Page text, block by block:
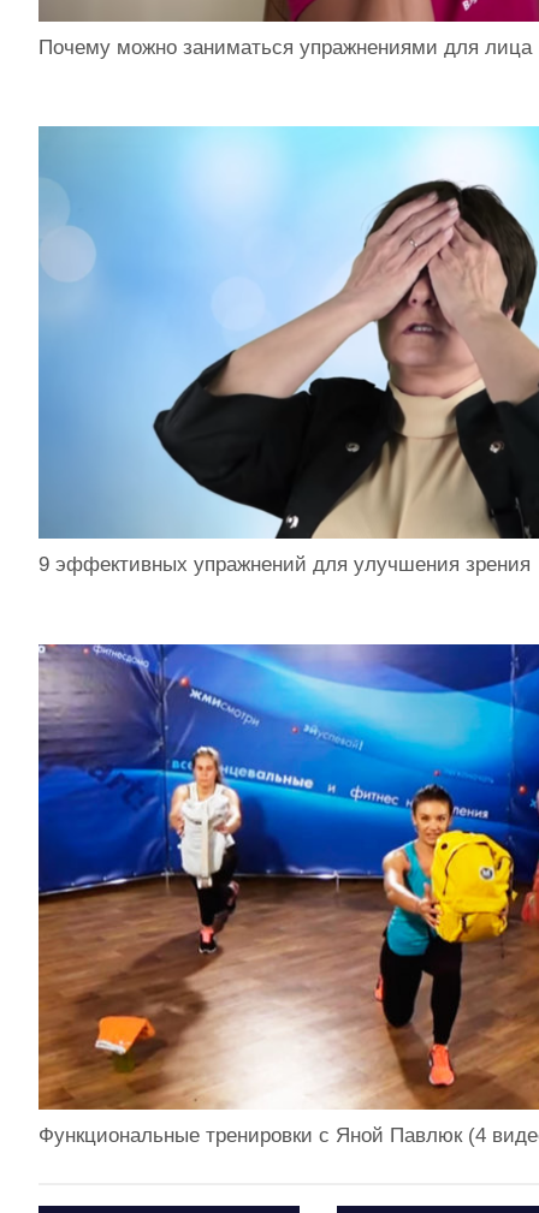
Почему можно заниматься упражнениями для лица
9 эффективных упражнений для улучшения зрения
Функциональные тренировки с Яной Павлюк (4